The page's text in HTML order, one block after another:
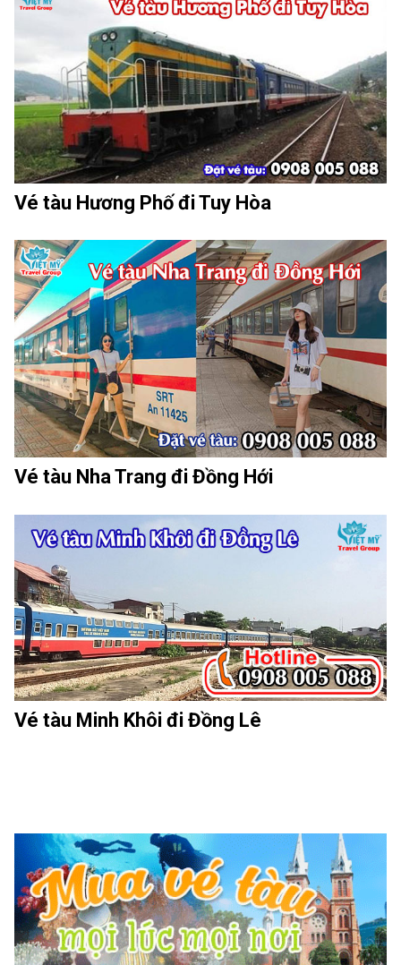
Vé tàu Hương Phố đi Tuy Hòa
Vé tàu Nha Trang đi Đồng Hới
Vé tàu Minh Khôi đi Đồng Lê